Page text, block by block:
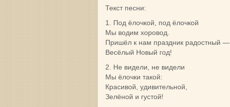
Текст песни:
1. Под ёлочкой, под ёлочкой
Мы водим хоровод.
Пришёл к нам праздник радостный —
Весёлый Новый год!
2. Не видели, не видели
Мы ёлочки такой:
Красивой, удивительной,
Зелёной и густой!